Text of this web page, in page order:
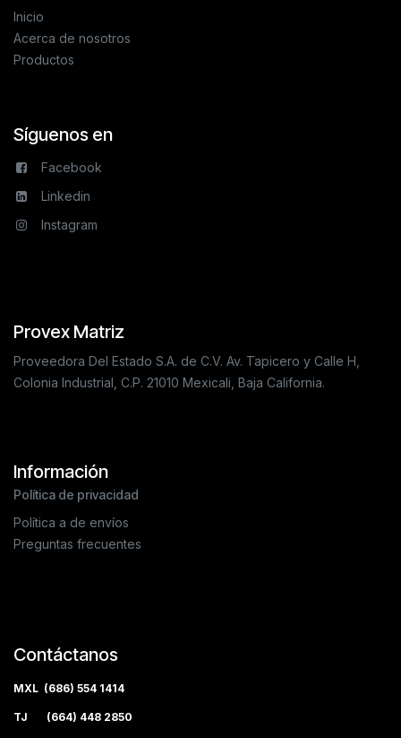
Inicio
Acerca de nosotros
Productos
Síguenos en
Facebook
Linkedin
Instagram
Provex Matriz
Proveedora Del Estado S.A. de C.V. Av. Tapicero y Calle H,
Colonia Industrial, C.P. 21010 Mexicali, Baja California.
Información
Política de privacidad
Política a de envíos
Preguntas frecuentes
Contáctanos
MXL (686) 554 1414
TJ (664) 448 2850